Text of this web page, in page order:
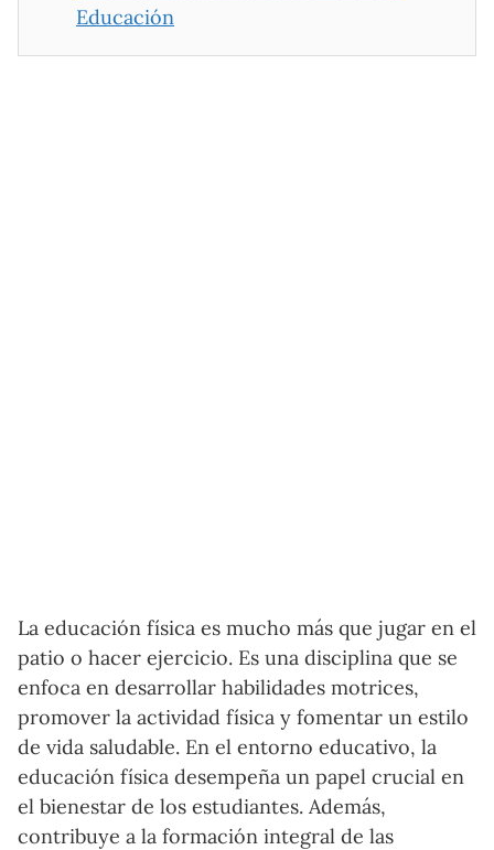
Educación
La educación física es mucho más que jugar en el
patio o hacer ejercicio. Es una disciplina que se
enfoca en desarrollar habilidades motrices,
promover la actividad física y fomentar un estilo
de vida saludable. En el entorno educativo, la
educación física desempeña un papel crucial en
el bienestar de los estudiantes. Además,
contribuye a la formación integral de las